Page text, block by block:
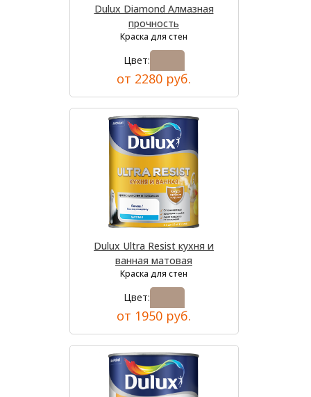
Dulux Diamond Алмазная
прочность
Краска для стен
Цвет:
от 2280 руб.
Dulux Ultra Resist кухня и
ванная матовая
Краска для стен
Цвет:
от 1950 руб.